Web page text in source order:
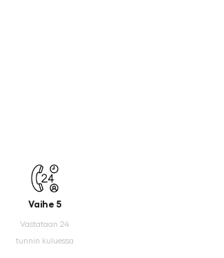
Vaihe 5
Vastataan 24
tunnin kuluessa